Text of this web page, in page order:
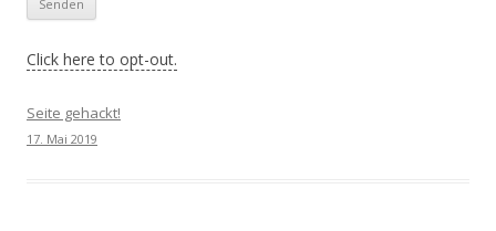
Click here to opt-out.
Seite gehackt!
17. Mai 2019